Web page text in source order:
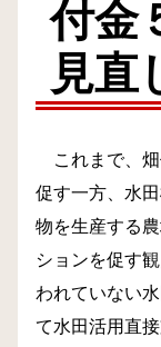
付金
見直
これまで、畑
促す一方、水
物を生産する
ションを促す
われていない
て水田活用直